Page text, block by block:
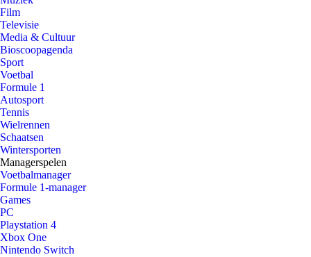
Film
Televisie
Media & Cultuur
Bioscoopagenda
Sport
Voetbal
Formule 1
Autosport
Tennis
Wielrennen
Schaatsen
Wintersporten
Managerspelen
Voetbalmanager
Formule 1-manager
Games
PC
Playstation 4
Xbox One
Nintendo Switch